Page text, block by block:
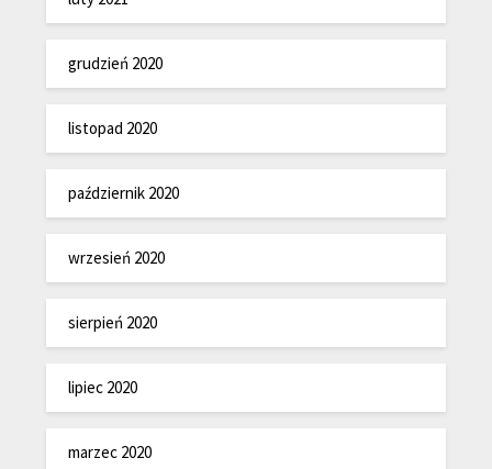
grudzień 2020
listopad 2020
październik 2020
wrzesień 2020
sierpień 2020
lipiec 2020
marzec 2020